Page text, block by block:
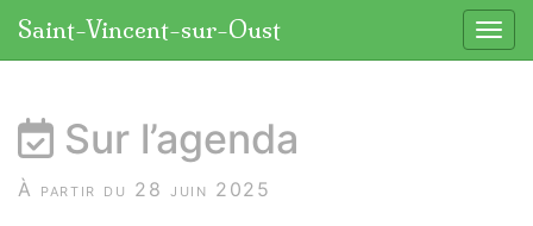
Saint-Vincent-sur-Oust
Sur l’agenda
À partir du 28 juin 2025
Panneau de gestion des cookies